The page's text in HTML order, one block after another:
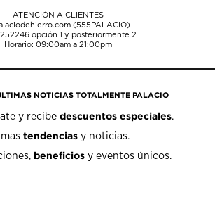
ATENCIÓN A CLIENTES
(555PALACIO)
opción 1 y posteriormente 2
Horario: 09:00am a 21:00pm
NOTICIAS TOTALMENTE PALACIO
y recibedescuentos especiales.
tendencias y noticias.
beneficios y eventos únicos.